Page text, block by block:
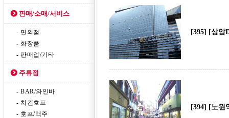
판매/소매/서비스
- 편의점
- 화장품
- 판매업/기타
주류점
- BAR/와인바
- 치킨호프
- 호프/맥주
[395] [상암
[394] [노원